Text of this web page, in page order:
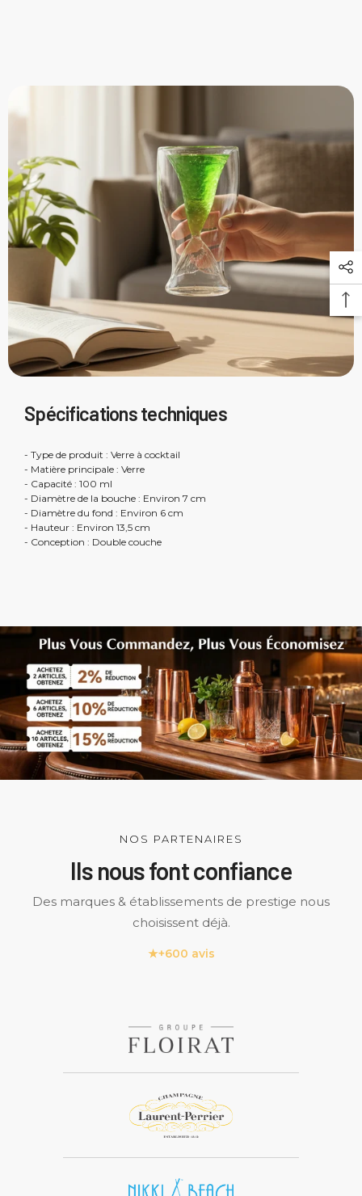
Spécifications techniques
- Type de produit : Verre à cocktail
- Matière principale : Verre
- Capacité : 100 ml
- Diamètre de la bouche : Environ 7 cm
- Diamètre du fond : Environ 6 cm
- Hauteur : Environ 13,5 cm
- Conception : Double couche
NOS PARTENAIRES
Ils nous font confiance
Des marques & établissements de prestige nous
choisissent déjà.
★+600 avis